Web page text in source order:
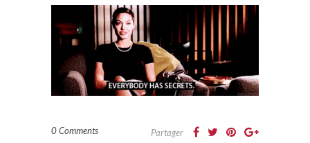
0 Comments Partager